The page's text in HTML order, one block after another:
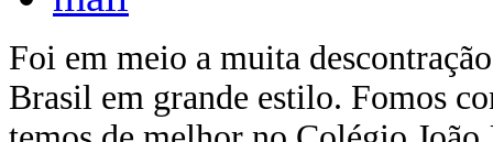
Foi em meio a muita
Brasil em grande estilo. Fomos